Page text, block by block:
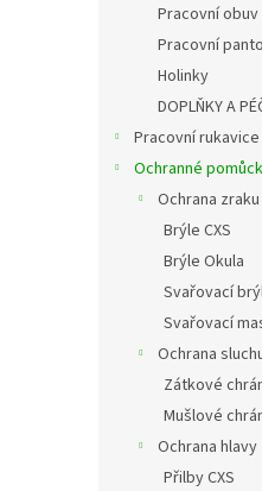
Pracovní obuv
Pracovní
Holinky
DOPLŇKY A
Pracovní rukavice
Ochranné
Ochrana zraku
Brýle CXS
Brýle Okula
Svařovací
Svařovací
Ochrana
Zátkové
Mušlové
Ochrana hlavy
Přilby CXS